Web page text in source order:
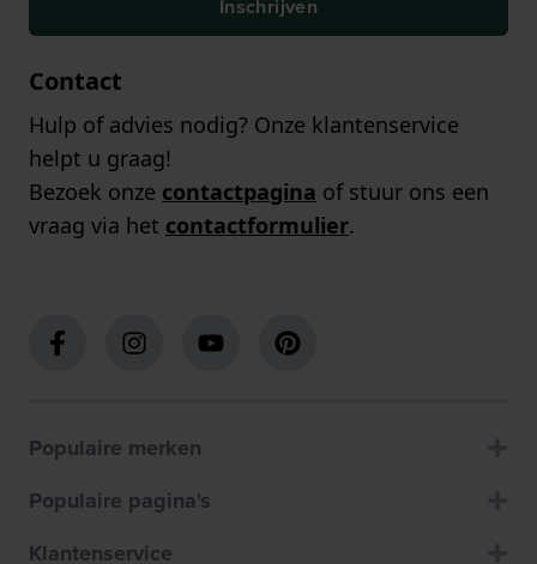
Inschrijven
Contact
Hulp of advies nodig? Onze klantenservice
helpt u graag!
Bezoek onze contactpagina of stuur ons een
vraag via het contactformulier.
Populaire merken
Populaire pagina's
Klantenservice